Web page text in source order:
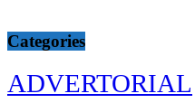
Categories
ADVERTORIAL